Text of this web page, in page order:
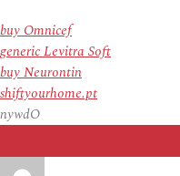
buy Omnicef
generic Levitra Soft
buy Neurontin
shiftyourhome.pt
nywdO